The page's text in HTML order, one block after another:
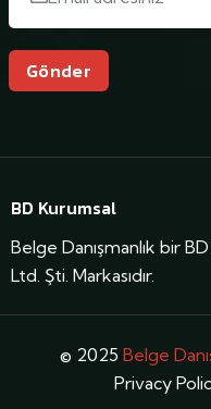
Gönder
BD Kurumsal
Belge Danışmanlık bir
Ltd. Şti. Markasıdır.
© 2025 Belge
Privacy